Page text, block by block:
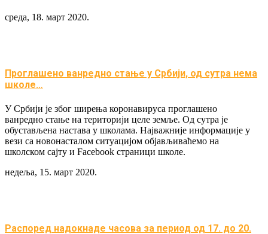
среда, 18. март 2020.
Проглашено ванредно стање у Србији, од сутра нема
школе…
У Србији је због ширења коронавируса проглашено
ванредно стање на територији целе земље. Од сутра је
обустављена настава у школама. Најважније информације у
вези са новонасталом ситуацијом објављиваћемо на
школском сајту и Facebook страници школе.
недеља, 15. март 2020.
Распоред надокнаде часова за период од 17. до 20.